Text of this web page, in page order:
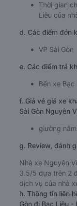
Thời gian
Liêu của
d. Các điểm đón
VP Sài Gòn
e. Các điểm trả
Bến xe Bạc
f. Giá vé giá xe
Sài Gòn Nguyên
giường
g. Review, đánh
Nhà xe Nguyên
3.5/5 dựa trên 2
dịch vụ của nhà
h. Thông tin liên
Gòn đi Bạc Liêu -